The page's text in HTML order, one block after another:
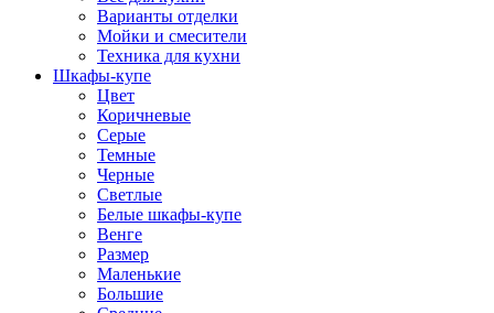
Варианты отделки
Мойки и смесители
Техника для кухни
Шкафы-купе
Цвет
Коричневые
Серые
Темные
Черные
Светлые
Белые шкафы-купе
Венге
Размер
Маленькие
Большие